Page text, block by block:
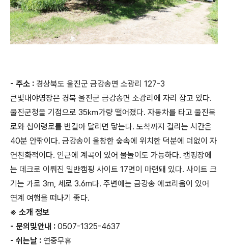
- 주소 : 경상북도 울진군 금강송면 소광리 127-3
큰빛내야영장은 경북 울진군 금강송면 소광리에 자리 잡고 있다.
울진군청을 기점으로 35㎞가량 떨어졌다. 자동차를 타고 울진북
로와 십이령로를 번갈아 달리면 닿는다. 도착까지 걸리는 시간은
40분 안팎이다. 금강송이 울창한 숲속에 위치한 덕분에 더없이 자
연친화적이다. 인근에 계곡이 있어 물놀이도 가능하다. 캠핑장에
는 데크로 이뤄진 일반캠핑 사이트 17면이 마련돼 있다. 사이트 크
기는 가로 3m, 세로 3.6m다. 주변에는 금강송 에코리움이 있어
연계 여행을 떠나기 좋다.
※ 소개 정보
- 문의및안내 : 0507-1325-4637
- 쉬는날 : 연중무휴